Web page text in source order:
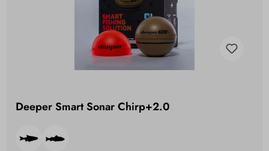
Deeper Smart Sonar Chirp+2.0